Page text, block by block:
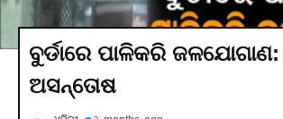
ବୁର୍ଡାରେ ପାଳିକରି
ଅସନ୍ତୋଷ